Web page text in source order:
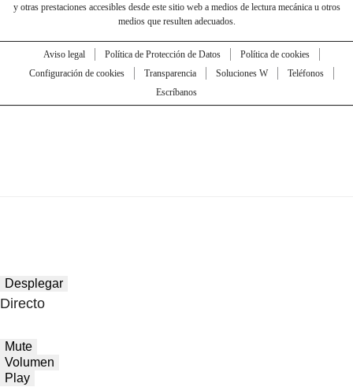
y otras prestaciones accesibles desde este sitio web a medios de lectura mecánica u otros
medios que resulten adecuados.
Aviso legal Política de Protección de Datos
Política de cookies
Configuración de cookies
Transparencia Soluciones W
Teléfonos
Escríbanos
Desplegar
Directo
Mute
Volumen
Play